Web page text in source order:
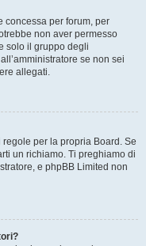
concessa per forum, per
non aver permesso
solo il gruppo degli
se non sei
allegati.
per la propria Board. Se
un richiamo. Ti preghiamo di
e phpBB Limited non